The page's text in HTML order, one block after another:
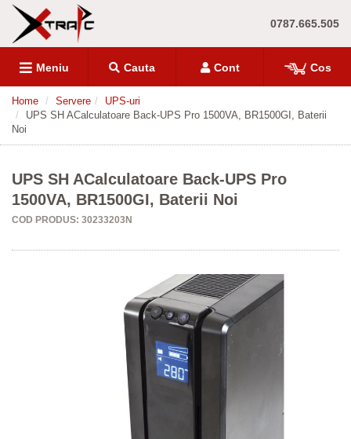
0787.665.505
Meniu Cauta Cont Cos
Home Servere
UPS-uri
UPS SH ACalculatoare Back-UPS Pro 1500VA, BR1500GI, Baterii
Noi
UPS SH ACalculatoare Back-UPS Pro
1500VA, BR1500GI, Baterii Noi
COD PRODUS: 30233203N